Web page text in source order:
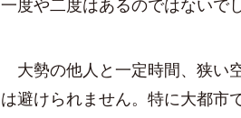
一度や二度はあるのではないで
大勢の他人と一定時間、狭い
は避けられません。特に大都市